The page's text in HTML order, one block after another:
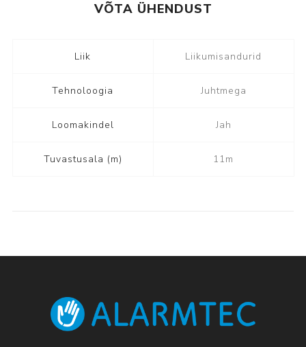
VÕTA ÜHENDUST
Liik Liikumisandurid
Tehnoloogia Juhtmega
Loomakindel Jah
Tuvastusala (m) 11m